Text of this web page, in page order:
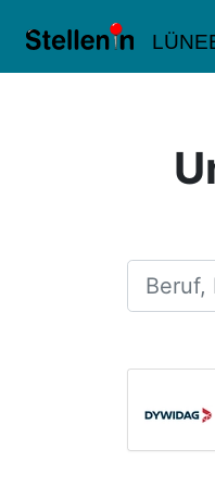
Beruf,